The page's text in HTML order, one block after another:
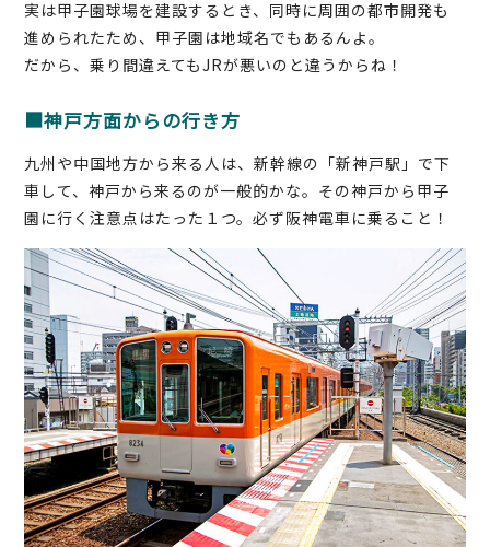
実は甲子園球場を建設するとき、同時に周囲の都市開発も
進められたため、甲子園は地域名でもあるんよ。
だから、乗り間違えてもJRが悪いのと違うからね！
■神戸方面からの行き方
九州や中国地方から来る人は、新幹線の「新神戸駅」で下
車して、神戸から来るのが一般的かな。その神戸から甲子
園に行く注意点はたった１つ。必ず阪神電車に乗ること！